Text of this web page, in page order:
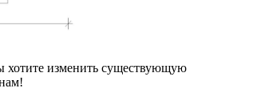
хотите изменить существующую